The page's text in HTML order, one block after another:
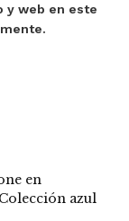
y web en este
en
azul